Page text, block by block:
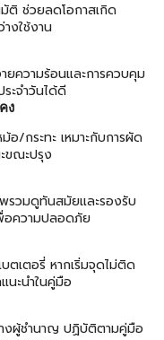
ติ ช่วยลดโอกาสเกิด
งใช้งาน
ยความร้อนและการควบคุม
ะจำวันได้ดี
ง
อ/กระทะ เหมาะกับการผัด
ขณะปรุง
พรวมดูทันสมัยและรองรับ
อความปลอดภัย
ตเตอรี่ หากเริ่มจุดไม่ติด
นะนำในคู่มือ
ผู้ชำนาญ ปฏิบัติตามคู่มือ